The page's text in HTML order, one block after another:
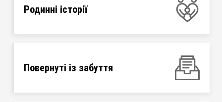
Родинні історії
Повернуті із забуття